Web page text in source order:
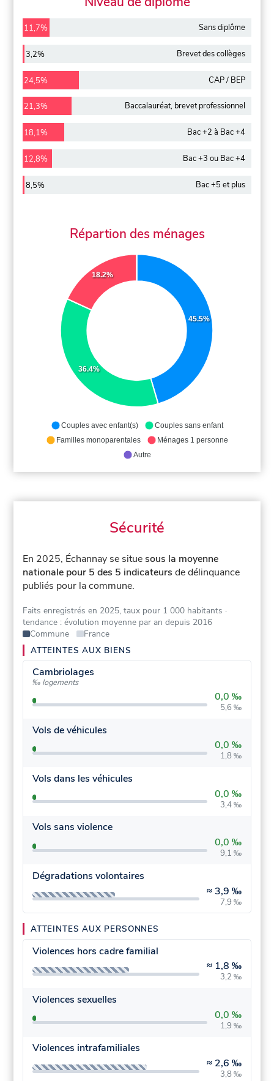
11,7% Sans diplôme
3,2% Brevet des collèges
24,5% CAP / BEP
21,3% Baccalauréat, brevet professionnel
18,1% Bac +2 à Bac +4
12,8% Bac +3 ou Bac +4
8,5% Bac +5 et plus
Répartion des ménages
45.5%
36.4%
18.2%
Couples avec enfant(s)
Couples sans enfant
Familles monoparentales
Ménages 1 personne
Autre
Sécurité
En 2025, Échannay se situesous la moyenne
nationale pour 5 des 5 indicateurs de délinquance
publiés pour la commune.
Faits enregistrés en 2025, taux pour 1 000 habitants ·
tendance : évolution moyenne par an depuis 2016
Commune
France
ATTEINTES AUX BIENS
Cambriolages
‰ logements
0,0 ‰
5,6 ‰
Vols de véhicules
0,0 ‰
1,8 ‰
Vols dans les véhicules
0,0 ‰
3,4 ‰
Vols sans violence
0,0 ‰
9,1 ‰
Dégradations volontaires
≈ 3,9 ‰
7,9 ‰
ATTEINTES AUX PERSONNES
Violences hors cadre familial
≈ 1,8 ‰
3,2 ‰
Violences sexuelles
0,0 ‰
1,9 ‰
Violences intrafamiliales
≈ 2,6 ‰
3,8 ‰